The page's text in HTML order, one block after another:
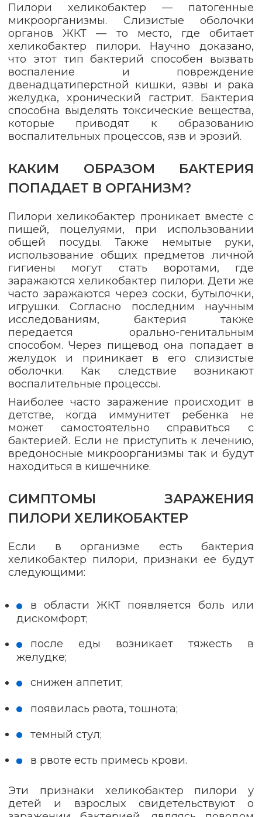
Пилори хеликобактер — патогенные
микроорганизмы. Слизистые оболочки
органов ЖКТ — то место, где обитает
хеликобактер пилори. Научно доказано,
что этот тип бактерий способен вызвать
воспаление и повреждение
двенадцатиперстной кишки, язвы и рака
желудка, хронический гастрит. Бактерия
способна выделять токсические вещества,
которые приводят к образованию
воспалительных процессов, язв и эрозий.
КАКИМ ОБРАЗОМ БАКТЕРИЯ
ПОПАДАЕТ В ОРГАНИЗМ?
Пилори хеликобактер проникает вместе с
пищей, поцелуями, при использовании
общей посуды. Также немытые руки,
использование общих предметов личной
гигиены могут стать воротами, где
заражаются хеликобактер пилори. Дети же
часто заражаются через соски, бутылочки,
игрушки. Согласно последним научным
исследованиям, бактерия также
передается орально-генитальным
способом. Через пищевод она попадает в
желудок и приникает в его слизистые
оболочки. Как следствие возникают
воспалительные процессы.
Наиболее часто заражение происходит в
детстве, когда иммунитет ребенка не
может самостоятельно справиться с
бактерией. Если не приступить к лечению,
вредоносные микроорганизмы так и будут
находиться в кишечнике.
СИМПТОМЫ ЗАРАЖЕНИЯ
ПИЛОРИ ХЕЛИКОБАКТЕР
Если в организме есть бактерия
хеликобактер пилори, признаки ее будут
следующими:
в области ЖКТ появляется боль или
дискомфорт;
после еды возникает тяжесть в
желудке;
снижен аппетит;
появилась рвота, тошнота;
темный стул;
в рвоте есть примесь крови.
Эти признаки хеликобактер пилори у
детей и взрослых свидетельствуют о